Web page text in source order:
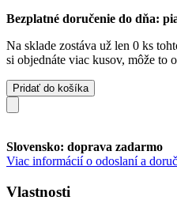
Bezplatné doručenie do dňa:
Na sklade zostáva už len 0 ks
si objednáte viac kusov, môže to
Pridať do košíka
Slovensko: doprava zadarmo
Viac informácií o odoslaní a
Vlastnosti